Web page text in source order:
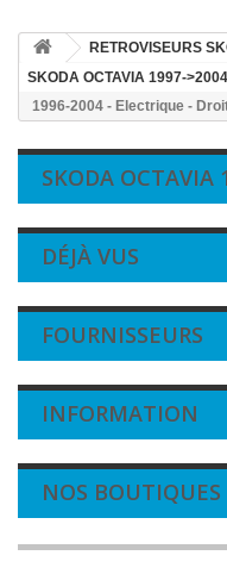
RETROVISEURS
SKODA OCTAVIA 1997->2004
1996-2004 - Electrique -
SKODA OCTAVIA
DÉJÀ VUS
FOURNISSEURS
INFORMATION
NOS BOUTIQUES